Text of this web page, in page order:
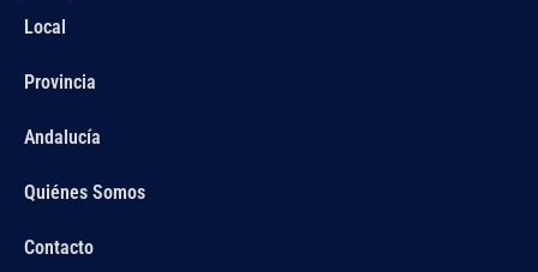
Local
Provincia
Andalucía
Quiénes Somos
Contacto